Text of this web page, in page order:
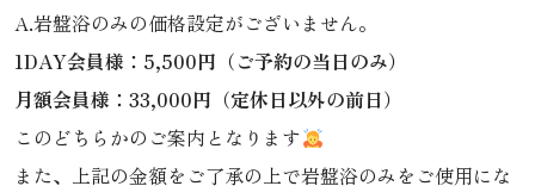
A.岩盤浴のみの価格設定がございません。
1DAY会員様：5,500円（ご予約の当日のみ）
月額会員様：33,000円（定休日以外の前日）
このどちらかのご案内となります
また、上記の金額をご了承の上で岩盤浴のみをご使用にな